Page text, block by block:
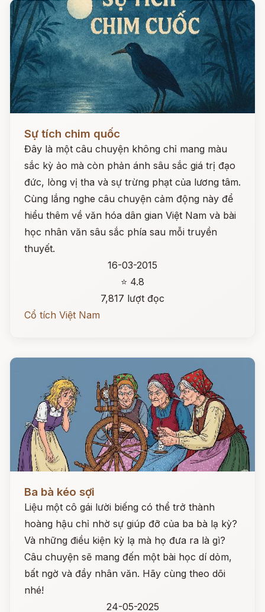
Sự tích chim quốc
Đây là một câu chuyện không chỉ mang màu
sắc kỳ ảo mà còn phản ánh sâu sắc giá trị đạo
đức, lòng vị tha và sự trừng phạt của lương tâm.
Cùng lắng nghe câu chuyện cảm động này để
hiểu thêm về văn hóa dân gian Việt Nam và bài
học nhân văn sâu sắc phía sau mỗi truyền
thuyết.
16-03-2015
⭐ 4.8
7,817 lượt đọc
Cổ tích Việt Nam
Ba bà kéo sợi
Liệu một cô gái lười biếng có thể trở thành
hoàng hậu chỉ nhờ sự giúp đỡ của ba bà lạ kỳ?
Và những điều kiện kỳ lạ mà họ đưa ra là gì?
Câu chuyện sẽ mang đến một bài học dí dỏm,
bất ngờ và đầy nhân văn. Hãy cùng theo dõi
nhé!
24-05-2025